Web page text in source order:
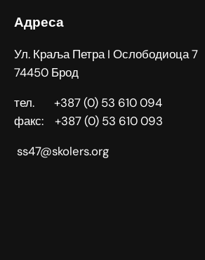
Адреса
Ул. Краља Петра I Ослободиоца 7
74450 Брод
тел. +387 (0) 53 610 094
факс: +387 (0) 53 610 093
ss47@skolers.org